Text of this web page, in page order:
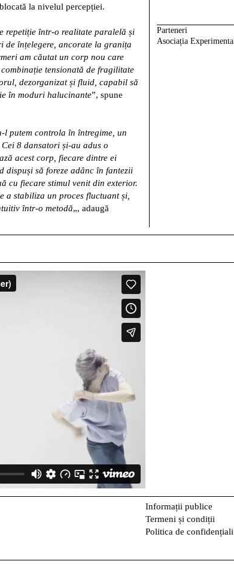
la nivelul percepției.
repetiție într-o realitate paralelă și
de înțelegere, ancorate la granița
am căutat un corp nou care
tensionată de fragilitate
dezorganizat și fluid, capabil să
în moduri halucinante”, spune
l putem controla în întregime, un
8 dansatori și-au adus o
acest corp, fiecare dintre ei
să foreze adânc în fantezii
cu fiecare stimul venit din exterior.
a stabiliza un proces fluctuant și,
într-o metodă„, adaugă
Parteneri
Asociația
Informații publice
Termeni și condiții
Politica de